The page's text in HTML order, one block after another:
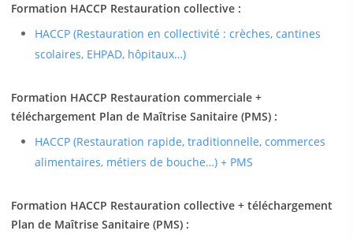
Formation HACCP Restauration collective :
HACCP (Restauration en collectivité : crèches, cantines
scolaires, EHPAD, hôpitaux…)
Formation HACCP Restauration commerciale +
téléchargement Plan de Maîtrise Sanitaire (PMS) :
HACCP (Restauration rapide, traditionnelle, commerces
alimentaires, métiers de bouche…) + PMS
Formation HACCP Restauration collective + téléchargement
Plan de Maîtrise Sanitaire (PMS) :